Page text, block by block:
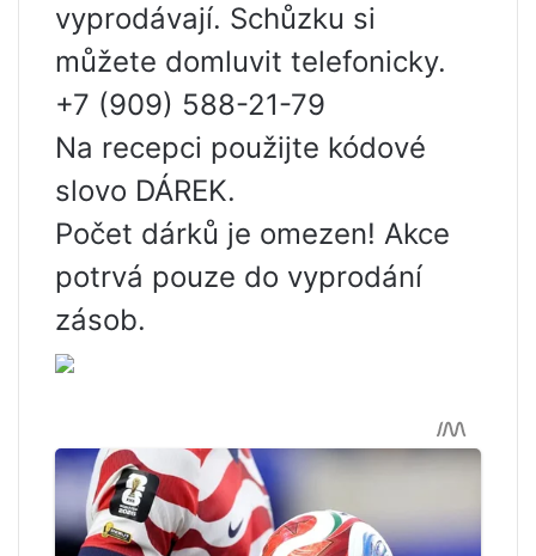
vyprodávají. Schůzku si
můžete domluvit telefonicky.
+7 (909) 588-21-79
Na recepci použijte kódové
slovo DÁREK.
Počet dárků je omezen! Akce
potrvá pouze do vyprodání
zásob.